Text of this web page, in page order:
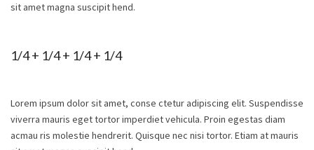
sit amet magna suscipit hend.
1/4 + 1/4 + 1/4 + 1/4
Lorem ipsum dolor sit amet, conse ctetur adipiscing elit. Suspendisse
viverra mauris eget tortor imperdiet vehicula. Proin egestas diam
acmau ris molestie hendrerit. Quisque nec nisi tortor. Etiam at mauris